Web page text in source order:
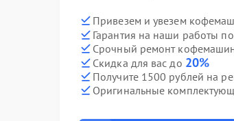
Привезем и увезем
Гарантия на наши работы
Срочный ремонт
Скидка для вас до 20%
Получите 1500 рублей на
Оригинальные